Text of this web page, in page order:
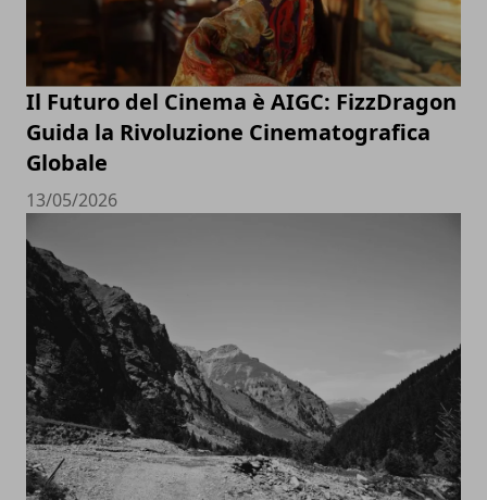
Il Futuro del Cinema è AIGC: FizzDragon
Guida la Rivoluzione Cinematografica
Globale
13/05/2026